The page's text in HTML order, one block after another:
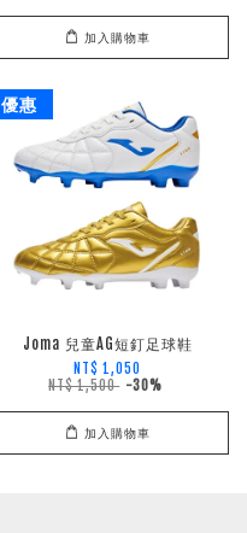
加入購物車
優惠
Joma 兒童AG短釘足球鞋
NT$ 1,050
NT$ 1,500 -30%
加入購物車